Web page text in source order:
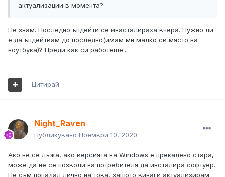
актуализации в момента?
Не знам. Последно ъпдейти се инасталираха вчера. Нужно ли
е да ъпдейтвам до последно(имам мн малко св място на
ноутбука)? Преди как си работеше...
Цитирай
Night_Raven
Публикувано Ноември 10, 2020
Ако не се лъжа, ако версията на Windows е прекалено стара,
може да не се позволи на потребителя да инсталира софтуер.
Не съм попадал лично на това, защото винаги актуализирам